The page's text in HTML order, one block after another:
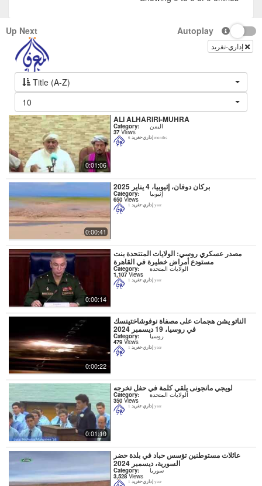
Up Next Autoplay
Title (A-Z)
10
0:01:06
ALI ALHARIRI-MUHRA
Category: اليمن
37Views
إداري-تغريد 6 months
0:00:41
بركان دوفان، إثيوبيا، 4 يناير 2025
Category: إثيوبيا
650 Views
إداري-تغريد 1 year
0:00:14
مصدر عسكري روسي: الولايات المتتحدة بنت
مستودع أمراض خطيرة في القاهرة
Category: الولايات المتحدة
1,107Views
إداري-تغريد 1 year
0:00:22
الناتو يشن هجمات على مصفاة نوفوشاختينسك
في روسيا، 19 ديسمبر 2024
Category: روسيا
479 Views
إداري-تغريد 1 year
0:01:10
لويجي مانجونى يلقي كلمة في حفل تخرجه
Category: الولايات المتحدة
350 Views
إداري-تغريد 1 year
عائلات مستوطنين تؤسس حباد في بلدة حضر
السورية، ديسمبر 2024
Category: سوريا
3,528Views
إداري-تغريد 1 year